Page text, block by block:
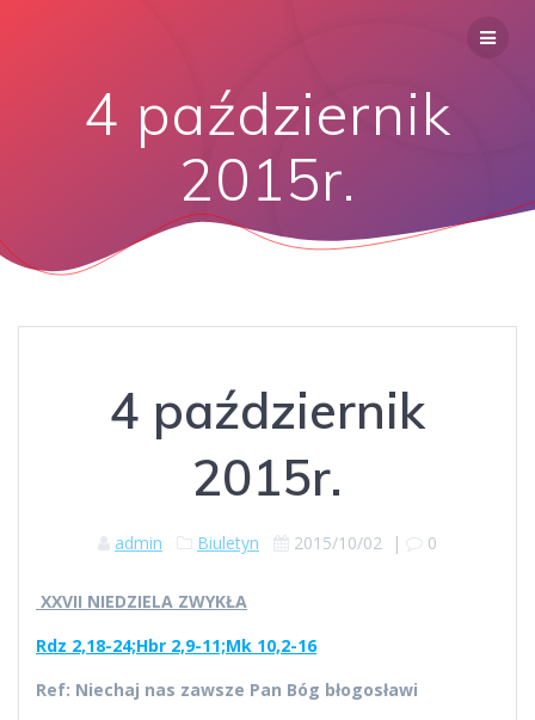
4 październik
2015r.
4 październik
2015r.
admin Biuletyn 2015/10/02 | 0
XXVII NIEDZIELA ZWYKŁA
Rdz 2,18-24;Hbr 2,9-11;Mk 10,2-16
Ref: Niechaj nas zawsze Pan Bóg błogosławi